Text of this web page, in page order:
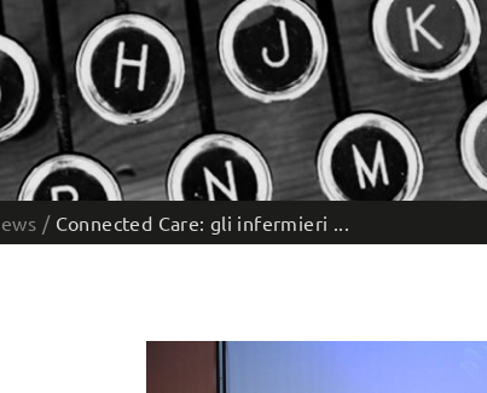
/ Connected Care: gli infermieri ...